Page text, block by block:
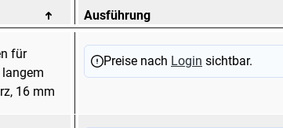
Ausführung
für
16 mm
Preise nach Login sichtbar.